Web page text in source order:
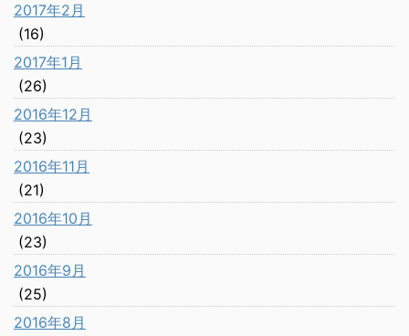
2017年2月
(16)
2017年1月
(26)
2016年12月
(23)
2016年11月
(21)
2016年10月
(23)
2016年9月
(25)
2016年8月